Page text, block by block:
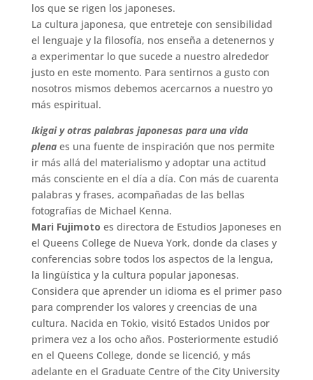
los que se rigen los japoneses.
La cultura japonesa, que entreteje con sensibilidad
el lenguaje y la filosofía, nos enseña a detenernos y
a experimentar lo que sucede a nuestro alrededor
justo en este momento. Para sentirnos a gusto con
nosotros mismos debemos acercarnos a nuestro yo
más espiritual.
Ikigai y otras palabras japonesas para una vida
plena es una fuente de inspiración que nos permite
ir más allá del materialismo y adoptar una actitud
más consciente en el día a día. Con más de cuarenta
palabras y frases, acompañadas de las bellas
fotografías de Michael Kenna.
Mari Fujimoto es directora de Estudios Japoneses en
el Queens College de Nueva York, donde da clases y
conferencias sobre todos los aspectos de la lengua,
la lingüística y la cultura popular japonesas.
Considera que aprender un idioma es el primer paso
para comprender los valores y creencias de una
cultura. Nacida en Tokio, visitó Estados Unidos por
primera vez a los ocho años. Posteriormente estudió
en el Queens College, donde se licenció, y más
adelante en el Graduate Centre of the City University